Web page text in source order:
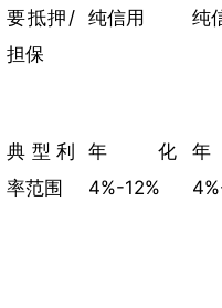
要抵押/
担保
纯信用
纯
典型利
率范围
年化
4%-12%